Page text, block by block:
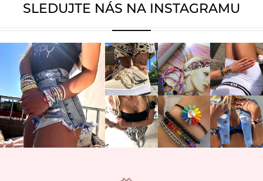
SLEDUJTE NÁS NA INSTAGRAMU